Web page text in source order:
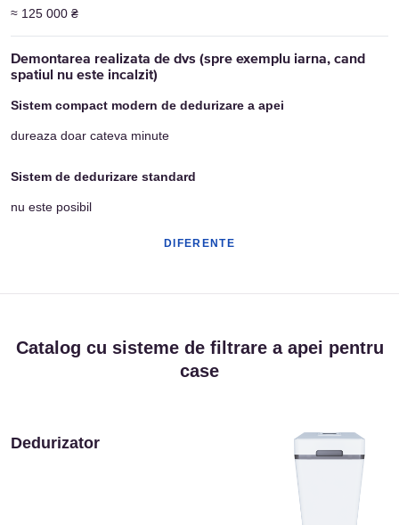
≈ 125 000 ₴
dureaza doar cateva minute
nu este posibil
DIFERENTE
Catalog cu sisteme de filtrare a apei pentru
case
Dedurizator